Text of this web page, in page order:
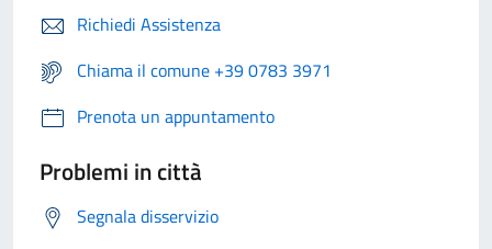
Richiedi Assistenza
Chiama il comune +39 0783 3971
Prenota un appuntamento
Problemi in città
Segnala disservizio